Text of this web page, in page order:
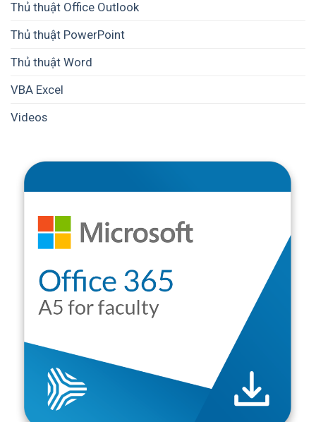
Thủ thuật Office Outlook
Thủ thuật PowerPoint
Thủ thuật Word
VBA Excel
Videos